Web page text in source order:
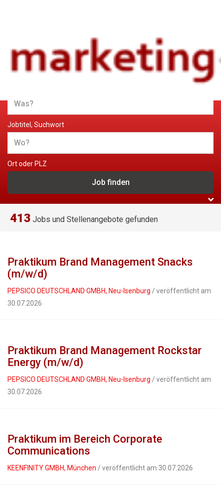
Jobs und Stellenangebote im
Marketing
Jobtitel, Suchwort
Ort oder PLZ
413 Jobs und Stellenangebote gefunden
Praktikum Brand Management Snacks
(m/w/d)
PEPSICO DEUTSCHLAND GMBH, Neu-Isenburg / veröffentlicht am
30.07.2026
Praktikum Brand Management Rockstar
Energy (m/w/d)
PEPSICO DEUTSCHLAND GMBH, Neu-Isenburg / veröffentlicht am
30.07.2026
Praktikum im Bereich Corporate
Communications
KEENFINITY GMBH, München / veröffentlicht am 30.07.2026